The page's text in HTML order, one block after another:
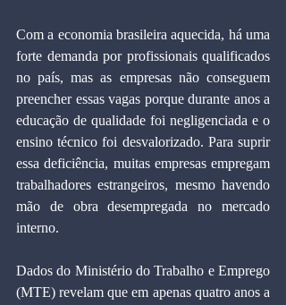
Com a economia brasileira aquecida, há uma
forte demanda por profissionais qualificados
no país, mas as empresas não conseguem
preencher essas vagas porque durante anos a
educação de qualidade foi negligenciada e o
ensino técnico foi desvalorizado. Para suprir
essa deficiência, muitas empresas empregam
trabalhadores estrangeiros, mesmo havendo
mão de obra desempregada no mercado
interno.
Dados do Ministério do Trabalho e Emprego
(MTE) revelam que em apenas quatro anos a